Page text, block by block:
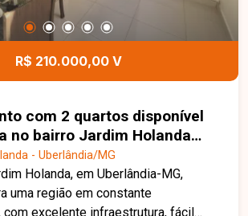
imóvel.
R$ 210.000,00 V
com 2 quartos disponível
no bairro Jardim Holanda
MG
- Uberlândia/MG
Holanda, em Uberlândia-MG,
uma região em constante
com excelente infraestrutura, fácil